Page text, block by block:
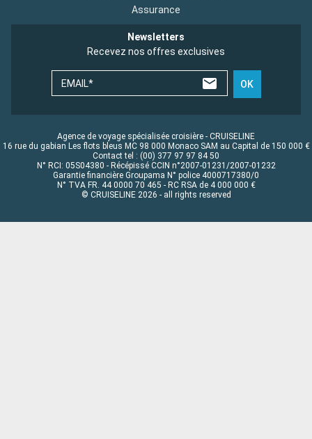
Assurance
Newsletters
Recevez nos offres exclusives
EMAIL* OK
Agence de voyage spécialisée croisière - CRUISELINE
16 rue du gabian Les flots bleus MC 98 000 Monaco SAM au Capital de 150 000 €
Contact tel : (00) 377 97 97 84 50
N° RCI: 05S04380 - Récépissé CCIN n°2007-01231/2007-01232
Garantie financière Groupama N° police 4000717380/0
N° TVA FR. 44 0000 70 465 - RC RSA de 4 000 000 €
© CRUISELINE 2026 - all rights reserved